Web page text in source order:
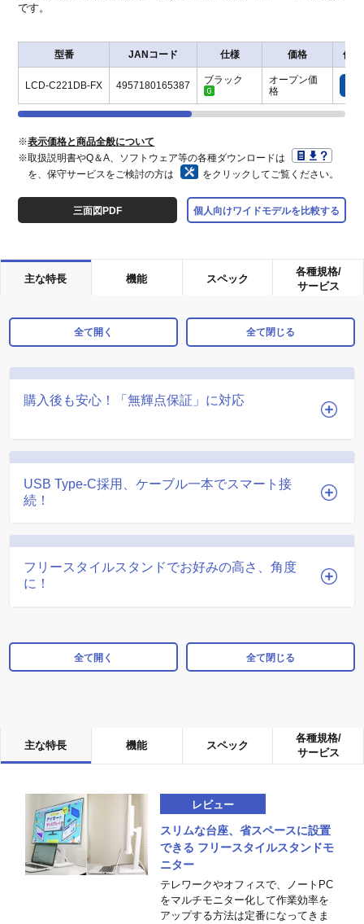
です。
型番 JANコード 仕様 価格 保守
LCD-C221DB-FX 4957180165387 ブラック
オープン価
格
※表示価格と商品全般について
※取扱説明書やQ＆A、ソフトウェア等の各種ダウンロードは
を、保守サービスをご検討の方は
をクリックしてご覧ください。
三面図PDF 個人向けワイドモデルを比較する
主な特長 機能 スペック
各種規格/
サービス
全て開く 全て閉じる
購入後も安心！「無輝点保証」に対応
USB Type-C採用、ケーブル一本でスマート接
続！
フリースタイルスタンドでお好みの高さ、角度
に！
全て開く 全て閉じる
主な特長 機能 スペック
各種規格/
サービス
レビュー
スリムな台座、省スペースに設置
できる フリースタイルスタンドモ
ニター
テレワークやオフィスで、ノートPC
をマルチモニター化して作業効率を
アップする方法は定番になってきま